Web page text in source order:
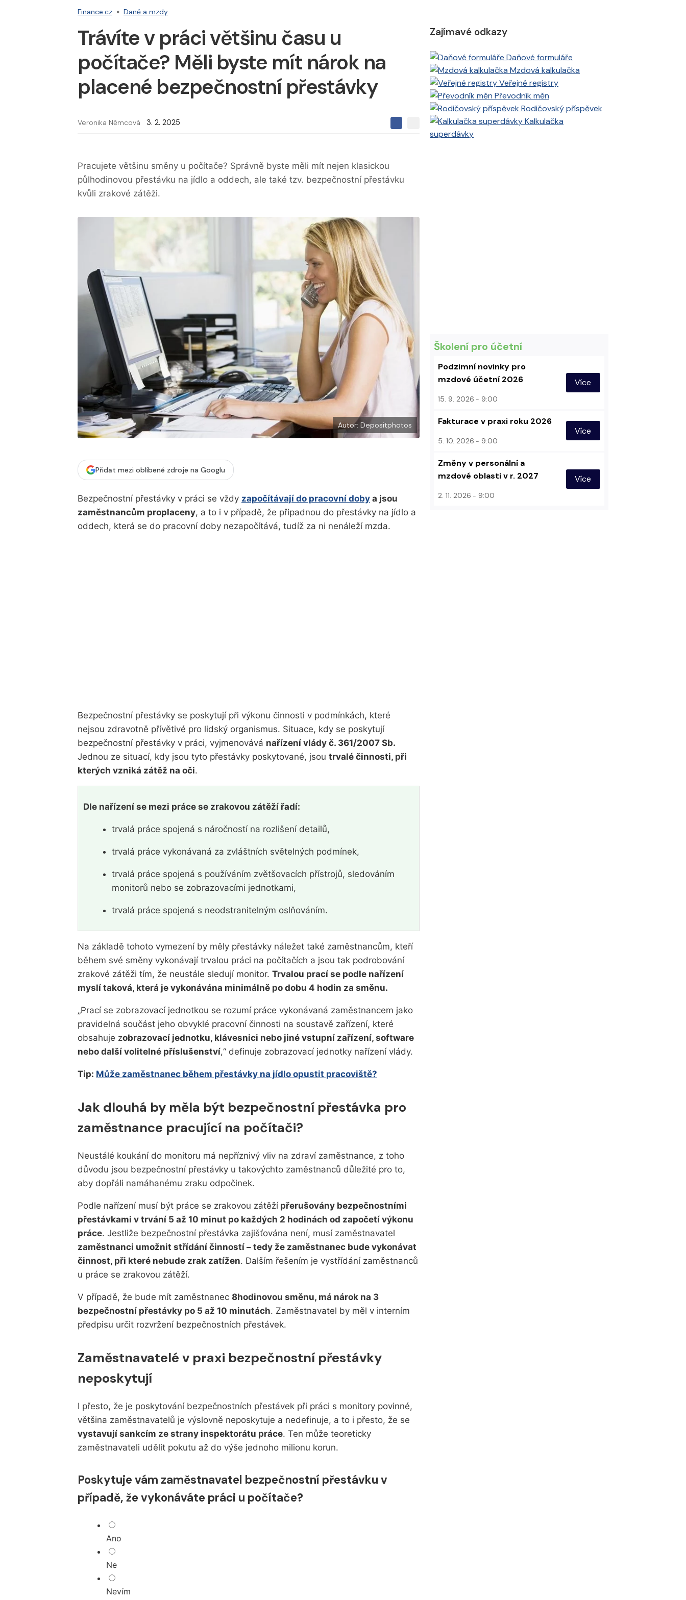
Finance.cz » Daně a mzdy
Trávíte v práci většinu času u
počítače? Měli byste mít nárok na
placené bezpečnostní přestávky
Veronika Němcová 3. 2. 2025
S
e
S
t
e
í
Pracujete většinu směny u počítače? Správně byste měli mít nejen klasickou
půlhodinovou přestávku na jídlo a oddech, ale také tzv. bezpečnostní přestávku
kvůli zrakové zátěži.
Autor: Depositphotos
Přidat mezi oblíbené zdroje na Googlu
Bezpečnostní přestávky v práci se vždy započítávají do pracovní doby a jsou
zaměstnancům proplaceny, a to i v případě, že připadnou do přestávky na jídlo a
oddech, která se do pracovní doby nezapočítává, tudíž za ni nenáleží mzda.
Bezpečnostní přestávky se poskytují při výkonu činnosti v podmínkách, které
nejsou zdravotně přívětivé pro lidský organismus. Situace, kdy se poskytují
bezpečnostní přestávky v práci, vyjmenovává nařízení vlády č. 361/2007 Sb.
Jednou ze situací, kdy jsou tyto přestávky poskytované, jsou trvalé činnosti, při
kterých vzniká zátěž na oči.
Dle nařízení se mezi práce se zrakovou zátěží řadí:
trvalá práce spojená s náročností na rozlišení detailů,
trvalá práce vykonávaná za zvláštních světelných podmínek,
trvalá práce spojená s používáním zvětšovacích přístrojů, sledováním
monitorů nebo se zobrazovacími jednotkami,
trvalá práce spojená s neodstranitelným oslňováním.
Na základě tohoto vymezení by měly přestávky náležet také zaměstnancům, kteří
během své směny vykonávají trvalou práci na počítačích a jsou tak podrobování
zrakové zátěži tím, že neustále sledují monitor. Trvalou prací se podle nařízení
myslí taková, která je vykonávána minimálně po dobu 4 hodin za směnu.
„Prací se zobrazovací jednotkou se rozumí práce vykonávaná zaměstnancem jako
pravidelná součást jeho obvyklé pracovní činnosti na soustavě zařízení, které
obsahuje zobrazovací jednotku, klávesnici nebo jiné vstupní zařízení, software
nebo další volitelné příslušenství,“ definuje zobrazovací jednotky nařízení vlády.
Tip: Může zaměstnanec během přestávky na jídlo opustit pracoviště?
Jak dlouhá by měla být bezpečnostní přestávka pro
zaměstnance pracující na počítači?
Neustálé koukání do monitoru má nepříznivý vliv na zdraví zaměstnance, z toho
důvodu jsou bezpečnostní přestávky u takovýchto zaměstnanců důležité pro to,
aby dopřáli namáhanému zraku odpočinek.
Podle nařízení musí být práce se zrakovou zátěží přerušovány bezpečnostními
přestávkami v trvání 5 až 10 minut po každých 2 hodinách od započetí výkonu
práce. Jestliže bezpečnostní přestávka zajišťována není, musí zaměstnavatel
zaměstnanci umožnit střídání činností – tedy že zaměstnanec bude vykonávat
činnost, při které nebude zrak zatížen. Dalším řešením je vystřídání zaměstnanců
u práce se zrakovou zátěží.
V případě, že bude mít zaměstnanec 8hodinovou směnu, má nárok na 3
bezpečnostní přestávky po 5 až 10 minutách. Zaměstnavatel by měl v interním
předpisu určit rozvržení bezpečnostních přestávek.
Zaměstnavatelé v praxi bezpečnostní přestávky
neposkytují
I přesto, že je poskytování bezpečnostních přestávek při práci s monitory povinné,
většina zaměstnavatelů je výslovně neposkytuje a nedefinuje, a to i přesto, že se
vystavují sankcím ze strany inspektorátu práce. Ten může teoreticky
zaměstnavateli udělit pokutu až do výše jednoho milionu korun.
Poskytuje vám zaměstnavatel bezpečnostní přestávku v
případě, že vykonáváte práci u počítače?
Ano
Ne
Nevím
Zajímavé odkazy
Daňové formuláře
Mzdová kalkulačka
Veřejné registry
Převodník měn
Rodičovský příspěvek
Kalkulačka
superdávky
Školení pro účetní
Podzimní novinky pro
mzdové účetní 2026
15. 9. 2026 9:00
Více
Fakturace v praxi roku 2026
5. 10. 2026 9:00
Více
Změny v personální a
mzdové oblasti v r. 2027
2. 11. 2026 9:00
Více